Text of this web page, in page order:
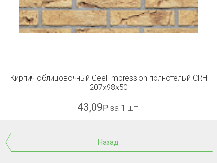
Кирпич облицовочный Geel Impression полнотелый CRH
207x98x50
43,09Р за 1 шт.
Назад